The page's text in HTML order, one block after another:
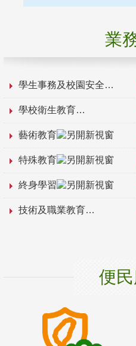
業
學生事務及校園安全
學校衛生教育
藝術教育
特殊教育
終身學習
技術及職業教育
便